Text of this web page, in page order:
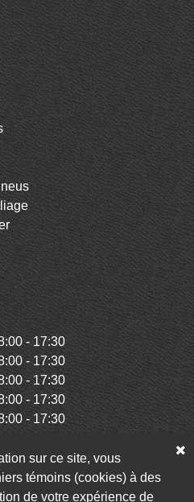
- 17:30
- 17:30
- 17:30
- 17:30
- 17:30
sur ce site, vous
témoins (cookies) à des
de votre expérience de